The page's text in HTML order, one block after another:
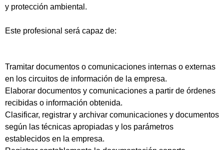
y protección ambiental.
Este profesional será capaz de:
Tramitar documentos o comunicaciones internas o externas
en los circuitos de información de la empresa.
Elaborar documentos y comunicaciones a partir de órdenes
recibidas o información obtenida.
Clasificar, registrar y archivar comunicaciones y documentos
según las técnicas apropiadas y los parámetros
establecidos en la empresa.